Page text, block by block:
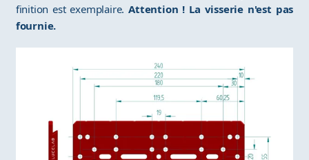
finition est exemplaire.Attention ! La visserie n'est pas
fournie.